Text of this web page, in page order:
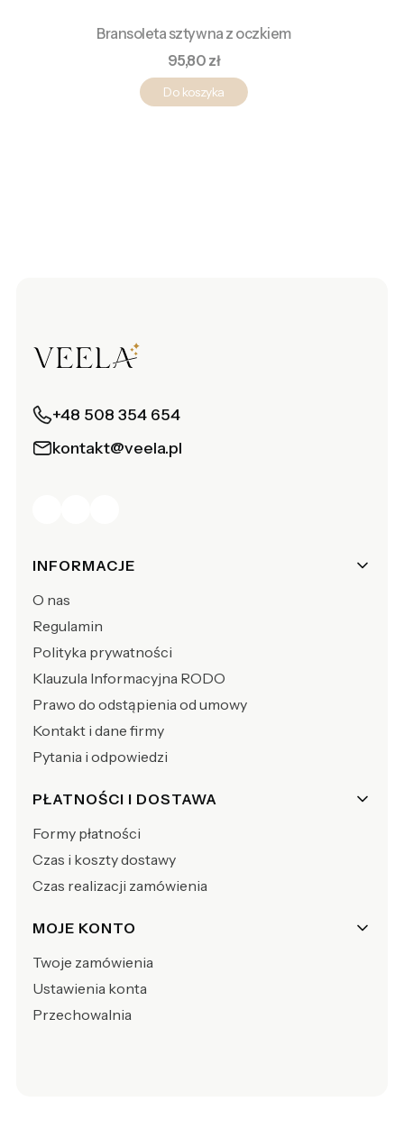
Bransoleta sztywna z oczkiem
Cena
95,80 zł
Do koszyka
+48 508 354 654
kontakt@veela.pl
Linki w stopce
INFORMACJE
O nas
Regulamin
Polityka prywatności
Klauzula Informacyjna RODO
Prawo do odstąpienia od umowy
Kontakt i dane firmy
Pytania i odpowiedzi
PŁATNOŚCI I DOSTAWA
Formy płatności
Czas i koszty dostawy
Czas realizacji zamówienia
MOJE KONTO
Twoje zamówienia
Ustawienia konta
Przechowalnia